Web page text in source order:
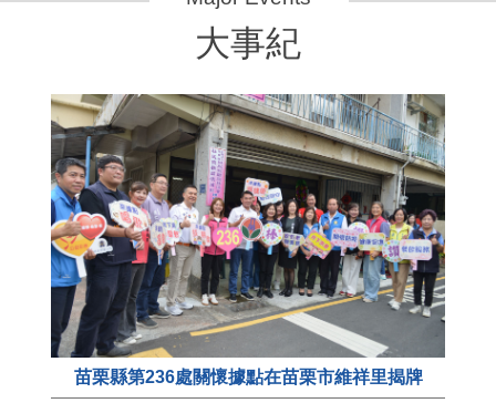
大事紀
苗栗縣第236處關懷據點在苗栗市維祥里揭牌